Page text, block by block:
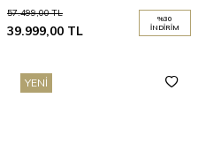
57.499,00TL
39.999,00 TL
%30
İNDIRIM
YENI